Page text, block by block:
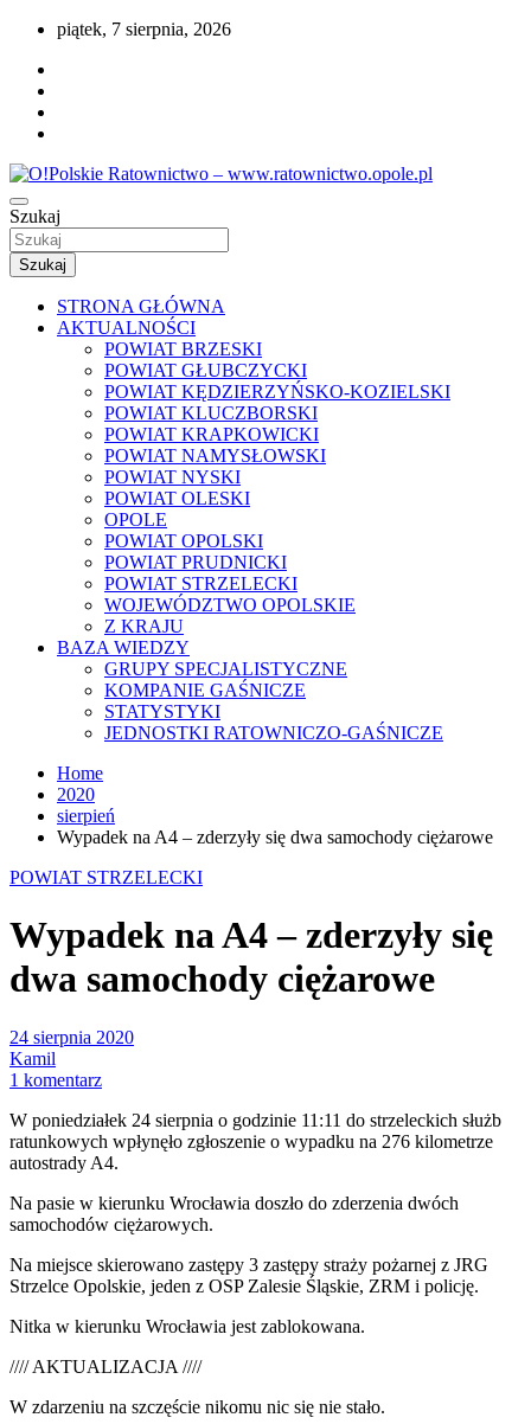
Przejdź
treści
piątek, 7 sierpnia, 2026
O!Polskie Ratownictwo –
www.ratownictwo.opole.pl
Portal opolskiego i polskiego ratownictwa.
Szukaj
Szukaj
STRONA GŁÓWNA
AKTUALNOŚCI
POWIAT BRZESKI
POWIAT GŁUBCZYCKI
POWIAT KĘDZIERZYŃSKO-KOZIELSKI
POWIAT KLUCZBORSKI
POWIAT KRAPKOWICKI
POWIAT NAMYSŁOWSKI
POWIAT NYSKI
POWIAT OLESKI
OPOLE
POWIAT OPOLSKI
POWIAT PRUDNICKI
POWIAT STRZELECKI
WOJEWÓDZTWO OPOLSKIE
Z KRAJU
BAZA WIEDZY
GRUPY SPECJALISTYCZNE
KOMPANIE GAŚNICZE
STATYSTYKI
JEDNOSTKI RATOWNICZO-GAŚNICZE
Home
2020
sierpień
Wypadek na A4 – zderzyły się dwa samochody ciężarowe
POWIAT STRZELECKI
Wypadek na A4 – zderzyły się
dwa samochody ciężarowe
24 sierpnia 2020
Kamil
1 komentarz
W poniedziałek 24 sierpnia o godzinie 11:11 do strzeleckich służb
ratunkowych wpłynęło zgłoszenie o wypadku na 276 kilometrze
autostrady A4.
Na pasie w kierunku Wrocławia doszło do zderzenia dwóch
samochodów ciężarowych.
Na miejsce skierowano zastępy 3 zastępy straży pożarnej z JRG
Strzelce Opolskie, jeden z OSP Zalesie Śląskie, ZRM i policję.
Nitka w kierunku Wrocławia jest zablokowana.
//// AKTUALIZACJA ////
W zdarzeniu na szczęście nikomu nic się nie stało.